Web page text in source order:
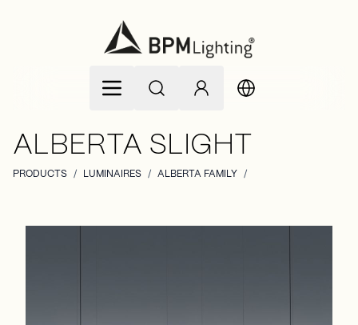
ALBERTA SLIGHT
PRODUCTS / LUMINAIRES / ALBERTA FAMILY /